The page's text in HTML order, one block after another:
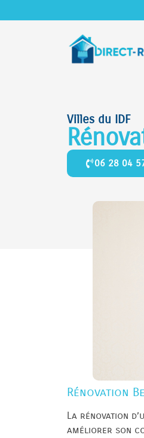
Villes du IDF
06 28 04
Rénovation
La rénovation
améliorer son